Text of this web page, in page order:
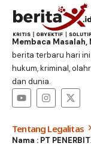
Membaca
berita terbaru hari
hukum, kriminal,
dan dunia.
Tentang Legalitas
Nama : PT